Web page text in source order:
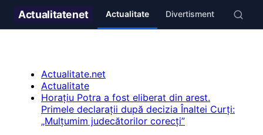
Actualitatenet Actualitate Divertisment Stil de
Actualitate.net
Actualitate
Horațiu Potra a fost eliberat din arest.
Primele declarații după decizia Înaltei Curți:
„Mulțumim judecătorilor corecți”